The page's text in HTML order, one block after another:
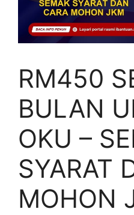
RM450
BULAN
OKU –
SYARAT
MOHON